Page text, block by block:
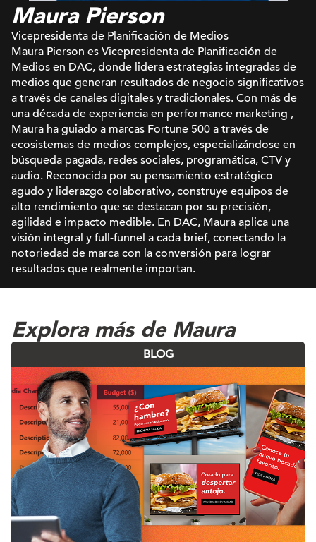
Maura Pierson
Vicepresidenta de Planificación de Medios
Maura Pierson es Vicepresidenta de Planificación de
Medios en DAC, donde lidera estrategias integradas de
medios que generan resultados de negocio significativos
a través de canales digitales y tradicionales. Con más de
una década de experiencia en performance marketing ,
Maura ha guiado a marcas Fortune 500 a través de
ecosistemas de medios complejos, especializándose en
búsqueda pagada, redes sociales, programática, CTV y
audio. Reconocida por su pensamiento estratégico
agudo y liderazgo colaborativo, construye equipos de
alto rendimiento que se destacan por su precisión,
agilidad e impacto medible. En DAC, Maura aplica una
visión integral y full-funnel a cada brief, conectando la
notoriedad de marca con la conversión para lograr
resultados que realmente importan.
Explora más de Maura
BLOG